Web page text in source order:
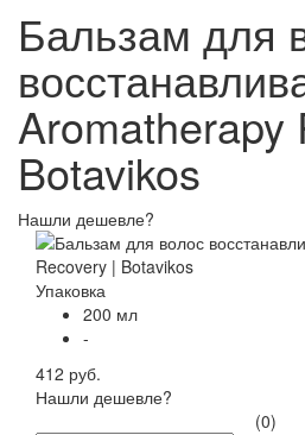
Бальзам для
Aromatherapy
Botavikos
Нашли дешевле?
Упаковка
200 мл
-
412 руб.
Нашли дешевле?
(0)